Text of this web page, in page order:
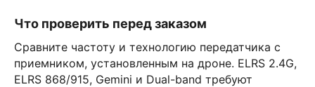
Что проверить перед заказом
Сравните частоту и технологию передатчика с
приемником, установленным на дроне. ELRS 2.4G,
ELRS 868/915, Gemini и Dual-band требуют